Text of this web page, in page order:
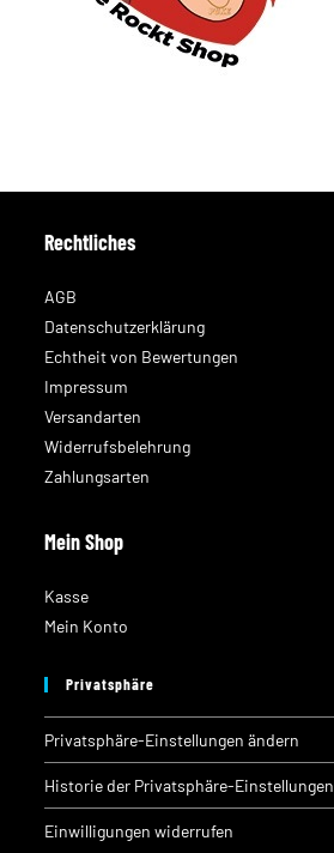
Rechtliches
AGB
Datenschutzerklärung
Echtheit von Bewertungen
Impressum
Versandarten
Widerrufsbelehrung
Zahlungsarten
Mein Shop
Kasse
Mein Konto
Privatsphäre
Privatsphäre-Einstellungen ändern
Historie der Privatsphäre-Einstellungen
Einwilligungen widerrufen